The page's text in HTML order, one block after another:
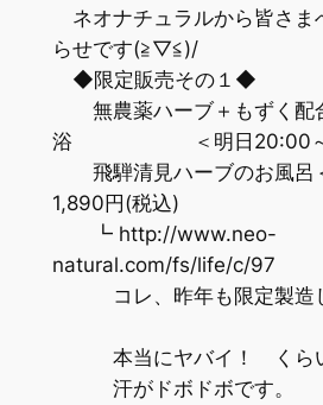
ネオナチュラルから皆さま
らせです(≧▽≦)/
◆限定販売その１◆
無農薬ハーブ＋もずく配
浴 ＜明日20:00～
飛騨清見ハーブのお風呂
1,890円(税込)
┗ http://www.neo-
natural.com/fs/life/c/97
コレ、昨年も限定製造
本当にヤバイ！ くらい
汗がドボドボです。